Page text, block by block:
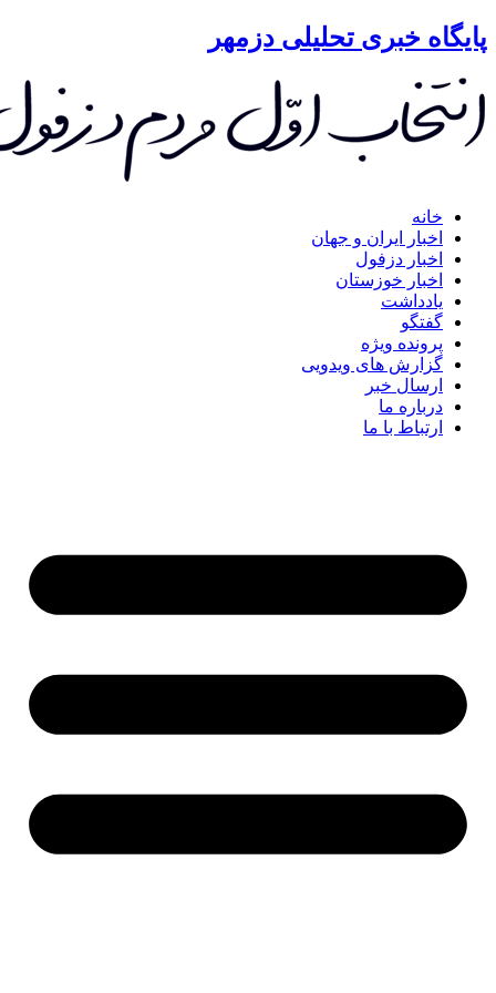
خبری تحلیلی دزمهر
خانه
اخبار ایران و جهان
اخبار دزفول
اخبار خوزستان
یادداشت
گفتگو
پرونده ویژه
گزارش های ویدویی
ارسال خبر
درباره ما
ارتباط با ما